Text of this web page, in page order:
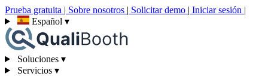
Prueba gratuita | Sobre nosotros | Solicitar demo | Iniciar sesión |
Español ▾
Soluciones ▾
Servicios ▾